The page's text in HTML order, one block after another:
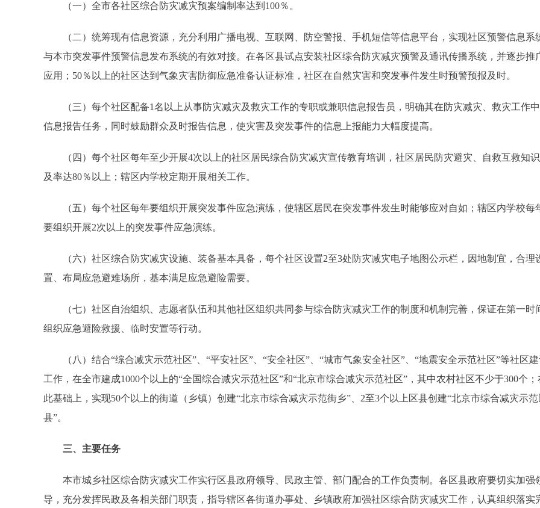
（一）全市各社区综合防灾减灾预案编制率达到100％。
（二）统筹现有信息资源，充分利用广播电视、互联网、防空警报、手机短信等信息平台，实现社区预警信息系
与本市突发事件预警信息发布系统的有效对接。在各区县试点安装社区综合防灾减灾预警及通讯传播系统，并逐步推
应用；50％以上的社区达到气象灾害防御应急准备认证标准，社区在自然灾害和突发事件发生时预警预报及时。
（三）每个社区配备1名以上从事防灾减灾及救灾工作的专职或兼职信息报告员，明确其在防灾减灾、救灾工作
信息报告任务，同时鼓励群众及时报告信息，使灾害及突发事件的信息上报能力大幅度提高。
（四）每个社区每年至少开展4次以上的社区居民综合防灾减灾宣传教育培训，社区居民防灾避灾、自救互救知
及率达80％以上；辖区内学校定期开展相关工作。
（五）每个社区每年要组织开展突发事件应急演练，使辖区居民在突发事件发生时能够应对自如；辖区内学校每
要组织开展2次以上的突发事件应急演练。
（六）社区综合防灾减灾设施、装备基本具备，每个社区设置2至3处防灾减灾电子地图公示栏，因地制宜，合理
置、布局应急避难场所，基本满足应急避险需要。
（七）社区自治组织、志愿者队伍和其他社区组织共同参与综合防灾减灾工作的制度和机制完善，保证在第一时
组织应急避险救援、临时安置等行动。
（八）结合“综合减灾示范社区”、“平安社区”、“安全社区”、“城市气象安全社区”、“地震安全示范社区”等社区建
工作，在全市建成1000个以上的“全国综合减灾示范社区”和“北京市综合减灾示范社区”，其中农村社区不少于300个；
此基础上，实现50个以上的街道（乡镇）创建“北京市综合减灾示范街乡”、2至3个以上区县创建“北京市综合减灾示范
县”。
三、主要任务
本市城乡社区综合防灾减灾工作实行区县政府领导、民政主管、部门配合的工作负责制。各区县政府要切实加强
导，充分发挥民政及各相关部门职责，指导辖区各街道办事处、乡镇政府加强社区综合防灾减灾工作，认真组织落实